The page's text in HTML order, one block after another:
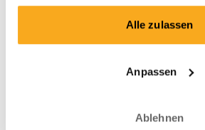
gesammelt haben.
Alle zulassen
Anpassen
Ablehnen
bemühen uns, Ihre Frage innerhalb
Eine Nachricht